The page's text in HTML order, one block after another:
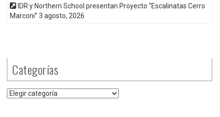
IDR y Northern School presentan Proyecto “Escalinatas Cerro
Marconi” 3 agosto, 2026
Categorías
Categorías